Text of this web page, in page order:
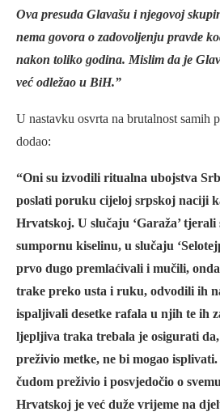
Ova presuda Glavašu i njegovoj
nema govora o zadovoljenju pravde
nakon toliko godina. Mislim da je
već odležao u BiH.”
U nastavku osvrta na brutalnost samih
dodao:
“Oni su izvodili ritualna ubojstva
poslati poruku cijeloj srpskoj naciji
Hrvatskoj. U slučaju ‘Garaža’
sumpornu kiselinu, u slučaju
prvo dugo premlaćivali i mučili,
trake preko usta i ruku, odvodili ih
ispaljivali desetke rafala u njih te ih
ljepljiva traka trebala je osigurati
preživio metke, ne bi mogao
čudom preživio i posvjedočio o
Hrvatskoj je već duže vrijeme na